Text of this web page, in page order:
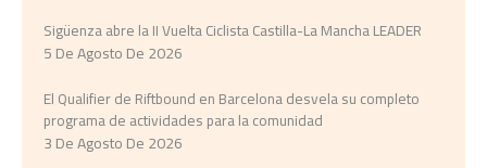
Sigüenza abre la II Vuelta Ciclista Castilla-La Mancha LEADER
5 De Agosto De 2026
El Qualifier de Riftbound en Barcelona desvela su completo
programa de actividades para la comunidad
3 De Agosto De 2026